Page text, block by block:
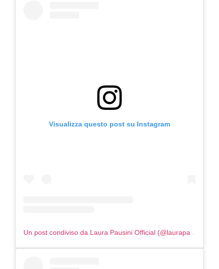
Visualizza questo post su Instagram
Un post condiviso da Laura Pausini Official (@laurapausini)